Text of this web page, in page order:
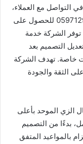
التواصل مع العملاء،
حيث يمكن التواصل مباشرة عبر الرقم 059712937 للحصول على
الشركة خدمة
التصميم بعد
خاصة. تهدف الشركة
الثقة والجودة
الزي الموحد بأعلى
بدءًا من التصميم
بالمواعيد المتفق